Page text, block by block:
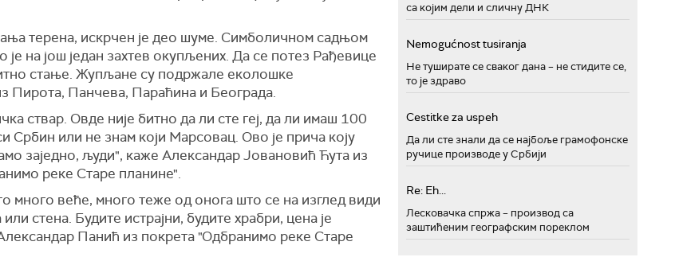
терена, искрчен је део шуме. Симболичном садњом
је на још један захтев окупљених. Да се потез Рађевице
стање. Жупљане су подржале еколошке
Пирота, Панчева, Параћина и Београда.
ствар. Овде није битно да ли сте геј, да ли имаш 100
Србин или не знам који Марсовац. Ово је прича коју
заједно, људи", каже Александар Јовановић Ћута из
реке Старе планине".
много веће, много теже од онога што се на изглед види
стена. Будите истрајни, будите храбри, цена је
Панић из покрета "Одбранимо реке Старе
са којим дели и сличну ДНК
Nemogućnost tusiranja
Не туширате се сваког дана – не стидите се,
то је здраво
Cestitke za uspeh
Да ли сте знали да се најбоље грамофонске
ручице производе у Србији
Re: Eh...
Лесковачка спржа – производ са
заштићеним географским пореклом